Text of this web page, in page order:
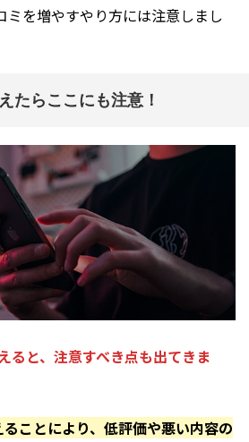
ミを増やすやり方には注意しまし
たらここにも注意！
ると、注意すべき点も出てきま
ことにより、低評価や悪い内容の